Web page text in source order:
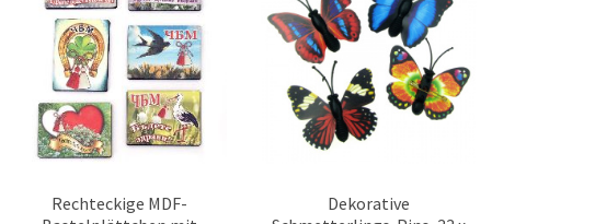
Rechteckige MDF-
Dekorative